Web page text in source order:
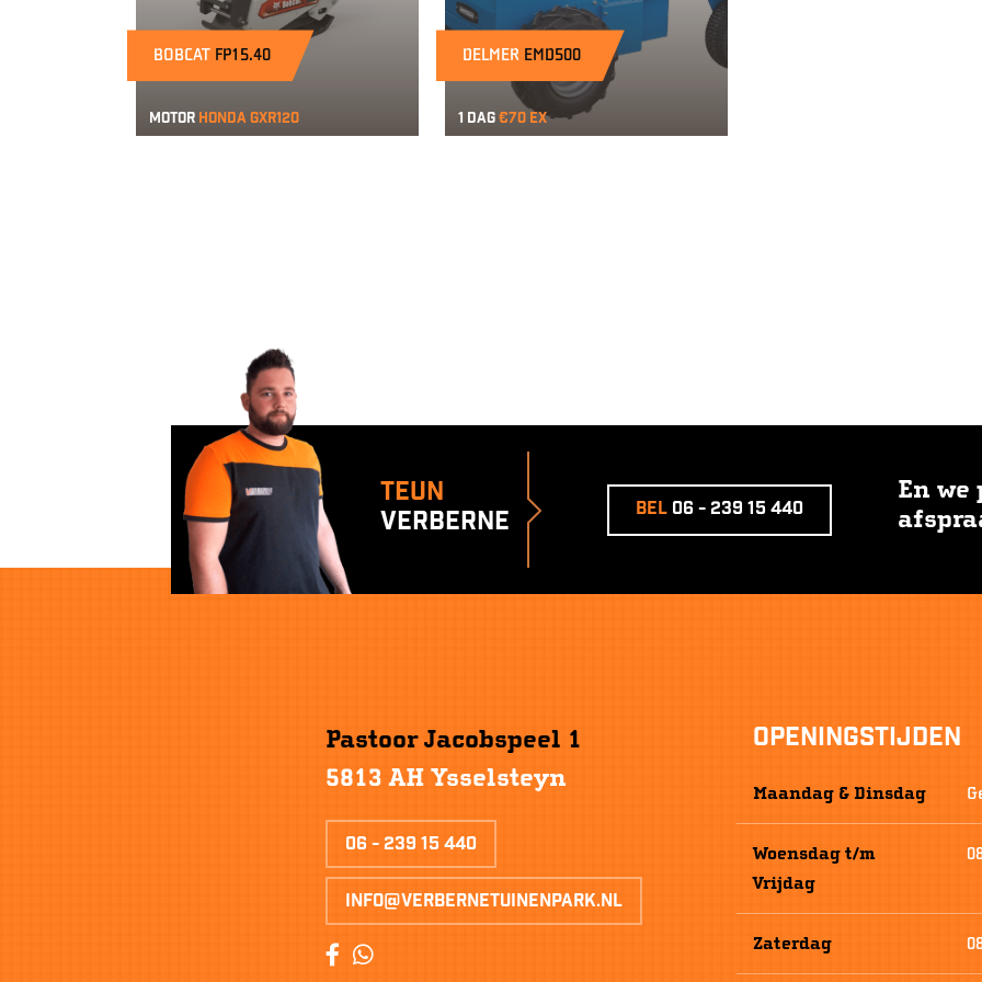
BOBCATFP15.40
Motor Honda GXR120
DELMER EMD500
1 dag€70 ex
Teun
Verberne Bel 06 - 239 15 440
En
Pastoor Jacobspeel 1
5813 AH Ysselsteyn
06 - 239 15 440
info@verbernetuinenpark.nl
Openingstijden
Maandag & Dinsdag
Woensdag t/m
Vrijdag
Zaterdag